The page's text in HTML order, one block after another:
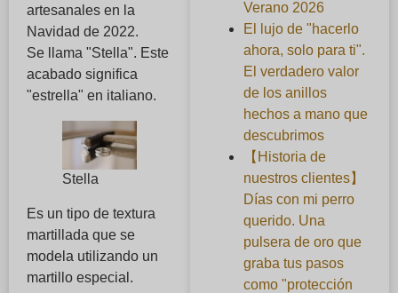
artesanales en la
Navidad de 2022.
Se llama "Stella". Este
acabado significa
"estrella" en italiano.
Stella
Es un tipo de textura
martillada que se
modela utilizando un
martillo especial.
Verano 2026
El lujo de "hacerlo
ahora, solo para ti".
El verdadero valor
de los anillos
hechos a mano que
descubrimos
【Historia de
nuestros clientes】
Días con mi perro
querido. Una
pulsera de oro que
graba tus pasos
como "protección